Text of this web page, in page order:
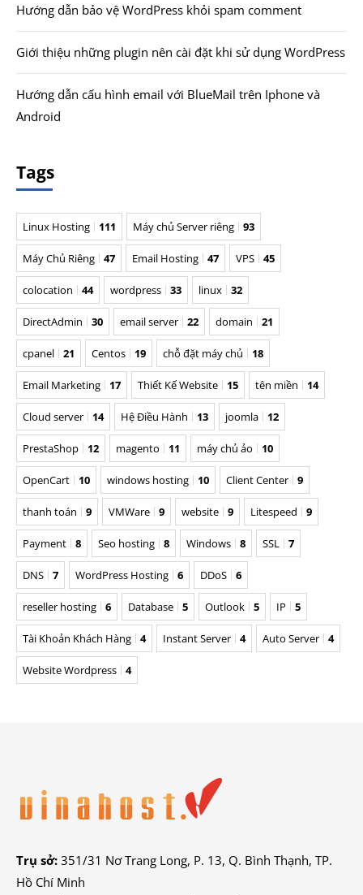
Hướng dẫn bảo vệ WordPress khỏi spam comment
Giới thiệu những plugin nên cài đặt khi sử dụng WordPress
Hướng dẫn cấu hình email với BlueMail trên Iphone và
Android
Tags
Linux Hosting 111 Máy chủ Server riêng 93
Máy Chủ Riêng 47 Email Hosting 47 VPS 45
colocation 44 wordpress 33 linux 32
DirectAdmin 30 email server 22 domain 21
cpanel 21 Centos 19 chỗ đặt máy chủ 18
Email Marketing 17 Thiết Kế Website 15 tên miền 14
Cloud server 14 Hệ Điều Hành 13 joomla 12
PrestaShop 12 magento 11 máy chủ ảo 10
OpenCart 10 windows hosting 10 Client Center 9
thanh toán 9 VMWare 9 website 9 Litespeed 9
Payment 8 Seo hosting 8 Windows 8 SSL 7
DNS 7 WordPress Hosting 6 DDoS 6
reseller hosting 6 Database 5 Outlook 5 IP 5
Tài Khoản Khách Hàng 4 Instant Server 4 Auto Server 4
Website Wordpress 4
Trụ sở: 351/31 Nơ Trang Long, P. 13, Q. Bình Thạnh, TP.
Hồ Chí Minh